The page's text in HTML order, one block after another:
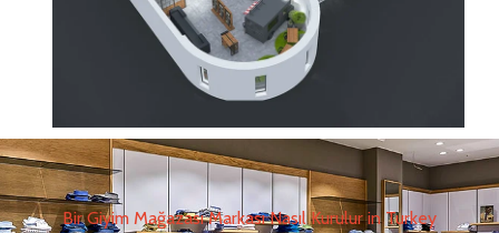
Bir Giyim Mağazası Markası Nasıl Kurulur in Turkey